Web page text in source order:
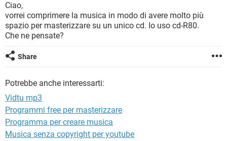
TIKTOK
HARDWARE
INSTAGRAM WHATSAPP
TIKTOK
HARDWARE
INTRATTENIMENTO
iOS WINDOWS 10
INSTAGRAM
TIKTOK
Ciao,
vorrei comprimere la musica in modo di avere molto più
spazio per masterizzare su un unico cd. Io uso cd-R80.
Che ne pensate?
Share
Potrebbe anche interessarti:
Vidtu mp3
Programmi free per masterizzare
Programma per creare musica
Musica senza copyright per youtube